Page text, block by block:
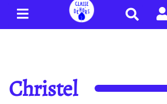
e
c
Christel